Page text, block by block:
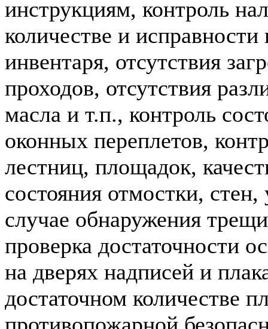
инструкциям, контроль
количестве и
инвентаря, отсутствия
проходов, отсутствия
масла и т.п., контроль
оконных переплетов,
лестниц, площадок,
состояния отмостки, стен,
случае обнаружения
проверка достаточности
на дверях надписей и
достаточном количестве